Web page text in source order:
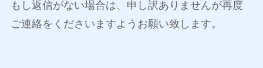
もし返信がない場合は、申し訳ありませんが再度
ご連絡をくださいますようお願い致します。